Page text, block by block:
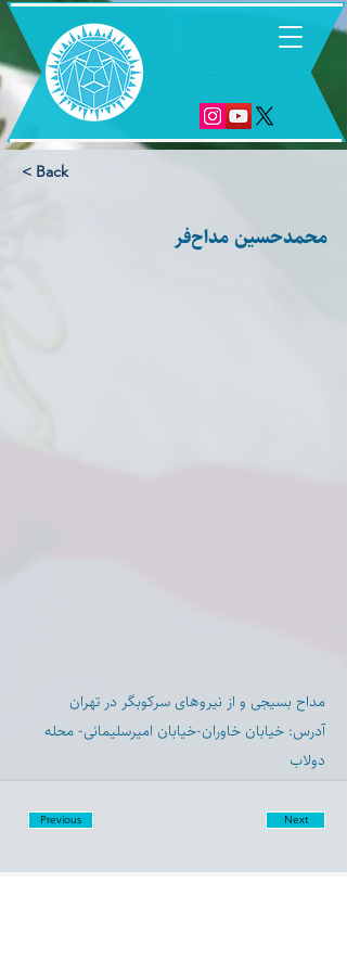
< Back
محمدحسین مداح‌فر
مداح بسیجی و از نیروهای سرکوبگر در تهران
آدرس: خیابان خاوران-خیابان امیرسلیمانی- محله
دولاب
Previous Next